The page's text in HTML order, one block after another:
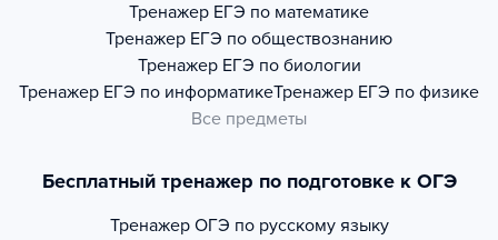
Тренажер ЕГЭ по математике
Тренажер ЕГЭ по обществознанию
Тренажер ЕГЭ по биологии
Тренажер ЕГЭ по информатикеТренажер ЕГЭ по физике
Все предметы
Бесплатный тренажер по подготовке к ОГЭ
Тренажер ОГЭ по русскому языку